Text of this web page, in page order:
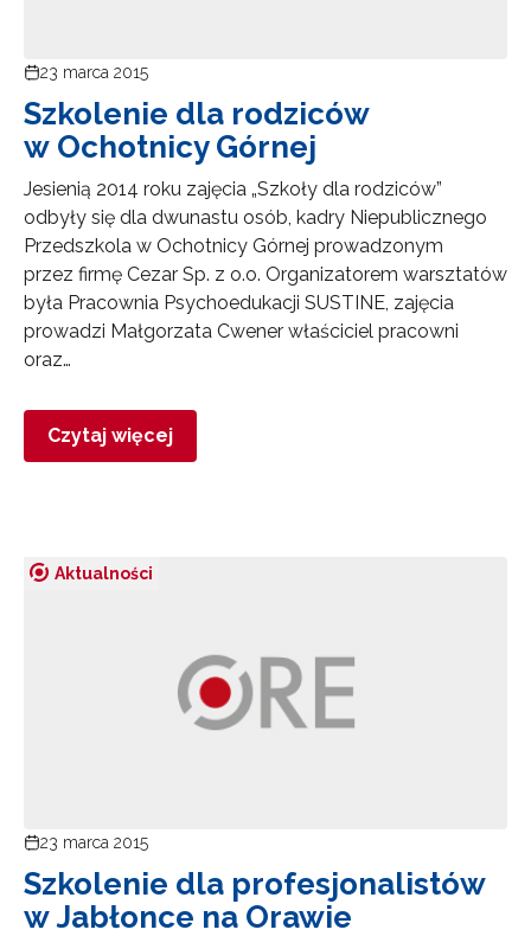
23 marca 2015
Szkolenie dla rodziców
w Ochotnicy Górnej
Jesienią 2014 roku zajęcia „Szkoły dla rodziców”
odbyły się dla dwunastu osób, kadry Niepublicznego
Przedszkola w Ochotnicy Górnej prowadzonym
przez firmę Cezar Sp. z o.o. Organizatorem warsztatów
była Pracownia Psychoedukacji SUSTINE, zajęcia
prowadzi Małgorzata Cwener właściciel pracowni
oraz…
Czytaj więcej
Aktualności
23 marca 2015
Szkolenie dla profesjonalistów
w Jabłonce na Orawie
Newsletter ORE
Zapisz się i bądź na bieżąco z najnowszymi
informacjami
o szkoleniach i programach.
Adres e-mail:
Wyrażam zgodę na przetwarzanie moich danych